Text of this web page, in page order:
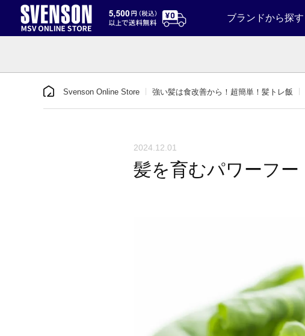
ブランドから探す
Svenson Online Store 強い髪は食改善から！超簡単！髪トレ飯
2024.12.01
髪を育むパワーフ